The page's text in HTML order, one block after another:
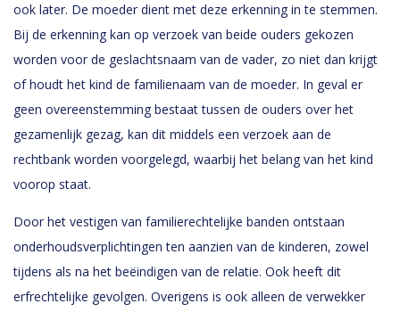
ook later. De moeder dient met deze erkenning in te stemmen.
Bij de erkenning kan op verzoek van beide ouders gekozen
worden voor de geslachtsnaam van de vader, zo niet dan krijgt
of houdt het kind de familienaam van de moeder. In geval er
geen overeenstemming bestaat tussen de ouders over het
gezamenlijk gezag, kan dit middels een verzoek aan de
rechtbank worden voorgelegd, waarbij het belang van het kind
voorop staat.
Door het vestigen van familierechtelijke banden ontstaan
onderhoudsverplichtingen ten aanzien van de kinderen, zowel
tijdens als na het beëindigen van de relatie. Ook heeft dit
erfrechtelijke gevolgen. Overigens is ook alleen de verwekker